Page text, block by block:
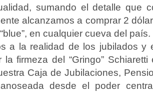
sumando el detalle que
alcanzamos a comprar 2
en cualquier cueva del país.
a la realidad de los jubilados
la firmeza del “Gringo”
Caja de Jubilaciones,
desde el poder